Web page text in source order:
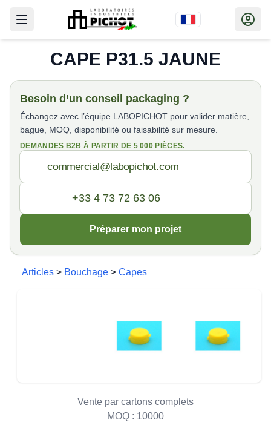
CAPE P31.5 JAUNE
Besoin d’un conseil packaging ?
Échangez avec l’équipe LABOPICHOT pour valider matière,
bague, MOQ, disponibilité ou faisabilité sur mesure.
DEMANDES B2B À PARTIR DE 5 000 PIÈCES.
Préparer mon projet
Articles > Bouchage > Capes
Vente par cartons complets
MOQ : 10000